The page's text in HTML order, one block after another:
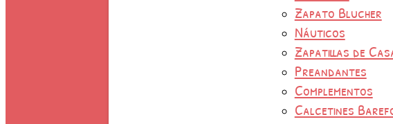
Zapato Blucher
Náuticos
Zapatillas de
Preandantes
Complementos
Calcetines